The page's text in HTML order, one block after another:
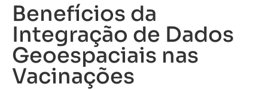
Benefícios da
Integração de Dados
Geoespaciais nas
Vacinações